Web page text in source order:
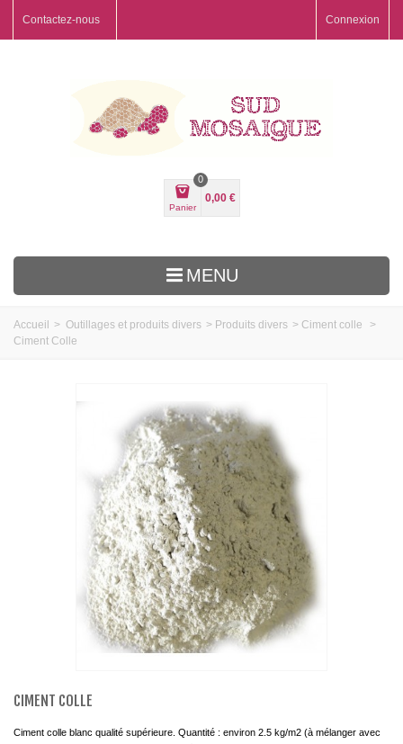
Contactez-nous Connexion
Panier
0
0,00 €
MENU
Accueil > Outillages et produits divers > Produits divers > Ciment colle
>
Ciment Colle
CIMENT COLLE
Ciment colle blanc qualité supérieure. Quantité : environ 2.5 kg/m2 (à mélanger avec